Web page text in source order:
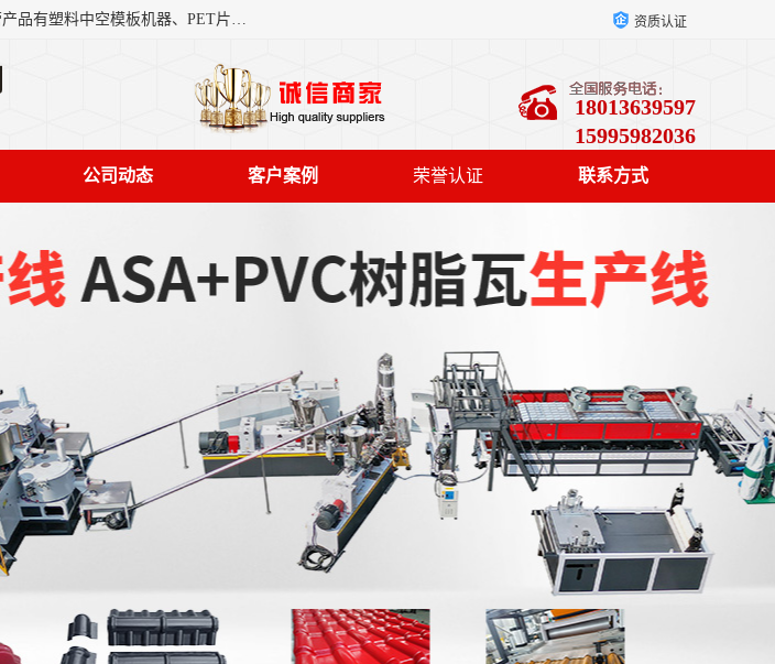
艾斯曼(张家港)技术工程设备有限公司是一家以新型建材生产设备生产制造，公司的主要经营产品有塑料中空模板机器、PET片材设备、可降解餐盒设备、树脂瓦设备、管材生产线、琉璃瓦设备等，艾斯曼机械在国内及国外享有较高盛誉拥有众多长期合作的老客户。 资质认证
18013639597
15995982036
公司动态 客户案例 荣誉认证 联系方式